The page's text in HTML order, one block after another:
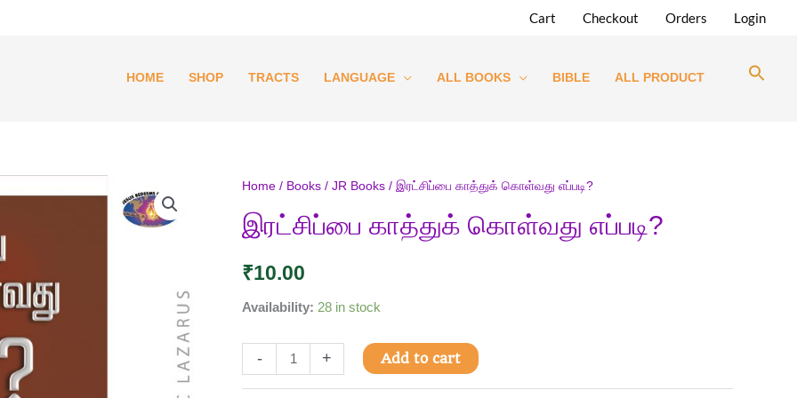
Cart Checkout Orders Login
HOME SHOP TRACTS LANGUAGE ALL BOOKS BIBLE ALL PRODUCT
Home / Books / JR Books / இரட்சிப்பை காத்துக் கொள்வது எப்படி?
இரட்சிப்பை காத்துக் கொள்வது எப்படி?
₹10.00
Availability: 28 in stock
-
இரட்சிப்பை
காத்துக்
கொள்வது
quantity
+ Add to cart